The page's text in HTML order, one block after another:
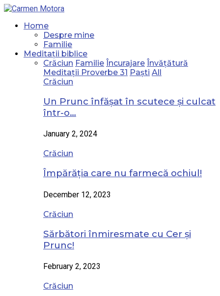
Home
Despre mine
Familie
Meditații biblice
Crăciun Familie Încurajare Învățătură
Meditații Proverbe 31 Paști All
Crăciun
Un Prunc înfășat în scutece și culcat
într-o…
January 2, 2024
Crăciun
Împărăția care nu farmecă ochiul!
December 12, 2023
Crăciun
Sărbători înmiresmate cu Cer și
Prunc!
February 2, 2023
Crăciun